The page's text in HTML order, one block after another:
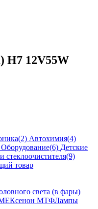
H7 12V55W
(2) Автохимия(4)
(6) Детские
стеклоочистителя(9)
товар
света (в фары)
Ксенон МТФЛампы